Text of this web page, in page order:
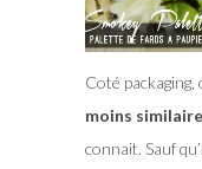
Coté
moins
connait. Sauf